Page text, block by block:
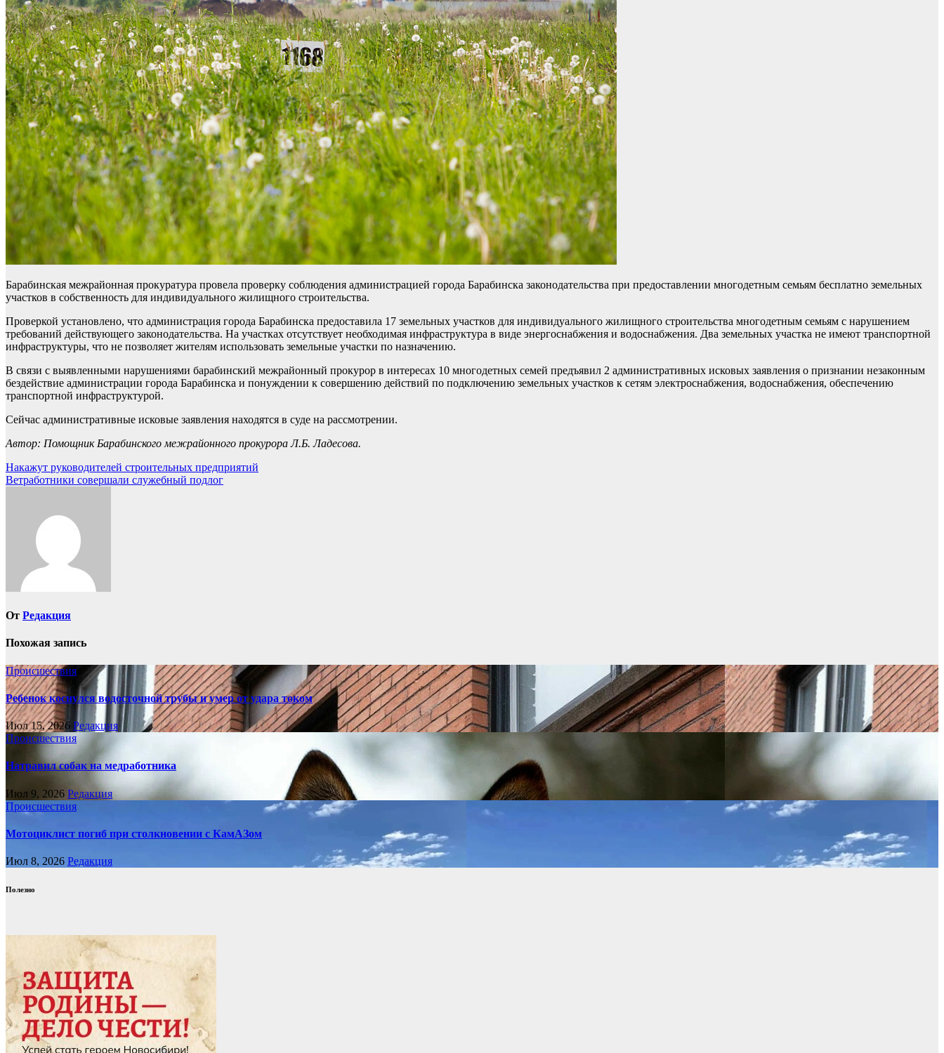
Барабинская межрайонная прокуратура провела проверку соблюдения администрацией города Барабинска законодательства при предоставлении многодетным семьям бесплатно земельных
участков в собственность для индивидуального жилищного строительства.
Проверкой установлено, что администрация города Барабинска предоставила 17 земельных участков для индивидуального жилищного строительства многодетным семьям с нарушением
требований действующего законодательства. На участках отсутствует необходимая инфраструктура в виде энергоснабжения и водоснабжения. Два земельных участка не имеют транспортной
инфраструктуры, что не позволяет жителям использовать земельные участки по назначению.
В связи с выявленными нарушениями барабинский межрайонный прокурор в интересах 10 многодетных семей предъявил 2 административных исковых заявления о признании незаконным
бездействие администрации города Барабинска и понуждении к совершению действий по подключению земельных участков к сетям электроснабжения, водоснабжения, обеспечению
транспортной инфраструктурой.
Сейчас административные исковые заявления находятся в суде на рассмотрении.
Автор: Помощник Барабинского межрайонного прокурора Л.Б. Ладесова.
Навигация
по
Накажут руководителей строительных предприятий
Ветработники совершали служебный подлог
От Редакция
Похожая запись
Происшествия
Ребенок коснулся водосточной трубы и умер от удара током
Июл 15, 2026 Редакция
Происшествия
Натравил собак на медработника
Июл 9, 2026 Редакция
Происшествия
Мотоциклист погиб при столкновении с КамАЗом
Июл 8, 2026 Редакция
Полезно